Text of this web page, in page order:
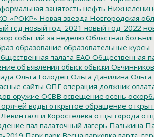
занятость нефть
«РОКР» Новая звезда Новгородская
год новый год_2021 новый год_2022
событий за неделю Областная
образование образовательные курсы
палата ЕАО Общественная
объявления обыск обыски Овчинников
Ольга Голодец Ольга Данилина Ольга
сайты ОПГ операция должник
оружие ОСВВ освещение осень
воды открытое обращение
Левинталя и Коростелёва отцы города
пал палаточный лагерь Палькина